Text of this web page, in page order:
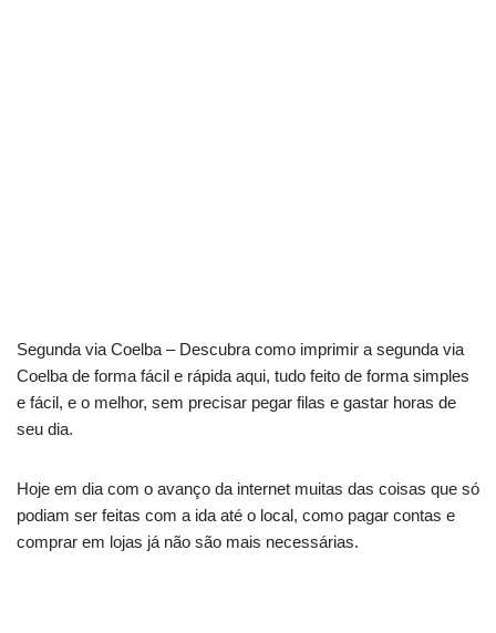
Segunda via Coelba – Descubra como imprimir a segunda via
Coelba de forma fácil e rápida aqui, tudo feito de forma simples
e fácil, e o melhor, sem precisar pegar filas e gastar horas de
seu dia.
Hoje em dia com o avanço da internet muitas das coisas que só
podiam ser feitas com a ida até o local, como pagar contas e
comprar em lojas já não são mais necessárias.